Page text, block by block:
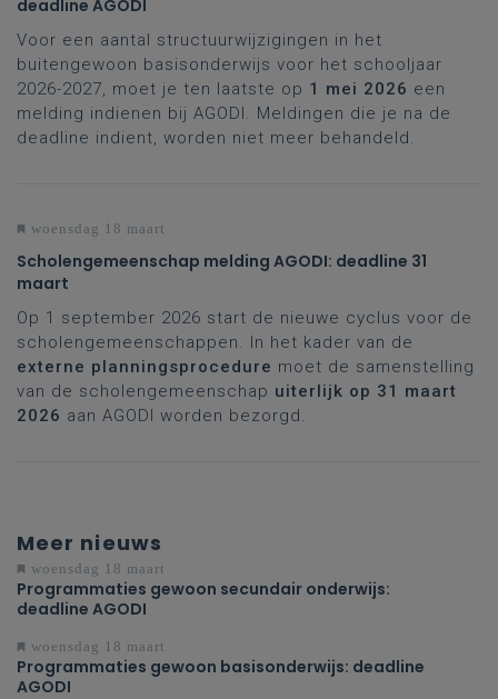
deadline AGODI
Voor een aantal structuurwijzigingen in het
buitengewoon basisonderwijs voor het schooljaar
2026-2027, moet je ten laatste op 1 mei 2026 een
melding indienen bij AGODI. Meldingen die je na de
deadline indient, worden niet meer behandeld.
woensdag 18 maart
Scholengemeenschap melding AGODI: deadline 31
maart
Op 1 september 2026 start de nieuwe cyclus voor de
scholengemeenschappen. In het kader van de
externe planningsprocedure moet de samenstelling
van de scholengemeenschap uiterlijk op 31 maart
2026 aan AGODI worden bezorgd.
Meer nieuws
woensdag 18 maart
Programmaties gewoon secundair onderwijs:
deadline AGODI
woensdag 18 maart
Programmaties gewoon basisonderwijs: deadline
AGODI